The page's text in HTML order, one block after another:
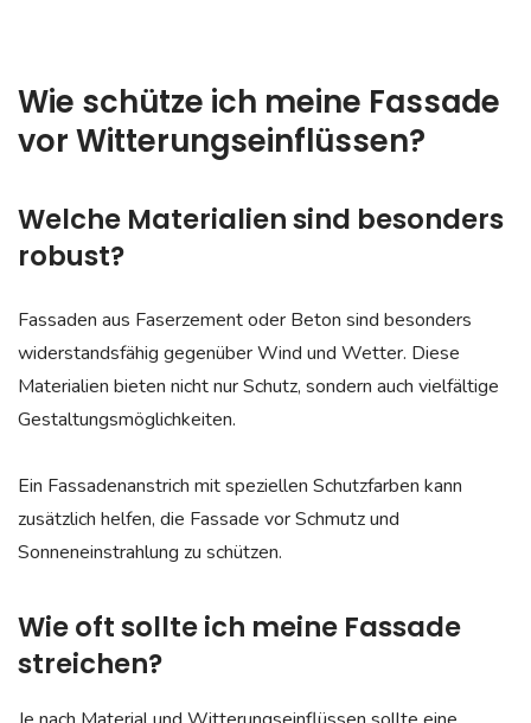
Wie schütze ich meine Fassade
vor Witterungseinflüssen?
Welche Materialien sind besonders
robust?
Fassaden aus Faserzement oder Beton sind besonders
widerstandsfähig gegenüber Wind und Wetter. Diese
Materialien bieten nicht nur Schutz, sondern auch vielfältige
Gestaltungsmöglichkeiten.
Ein Fassadenanstrich mit speziellen Schutzfarben kann
zusätzlich helfen, die Fassade vor Schmutz und
Sonneneinstrahlung zu schützen.
Wie oft sollte ich meine Fassade
streichen?